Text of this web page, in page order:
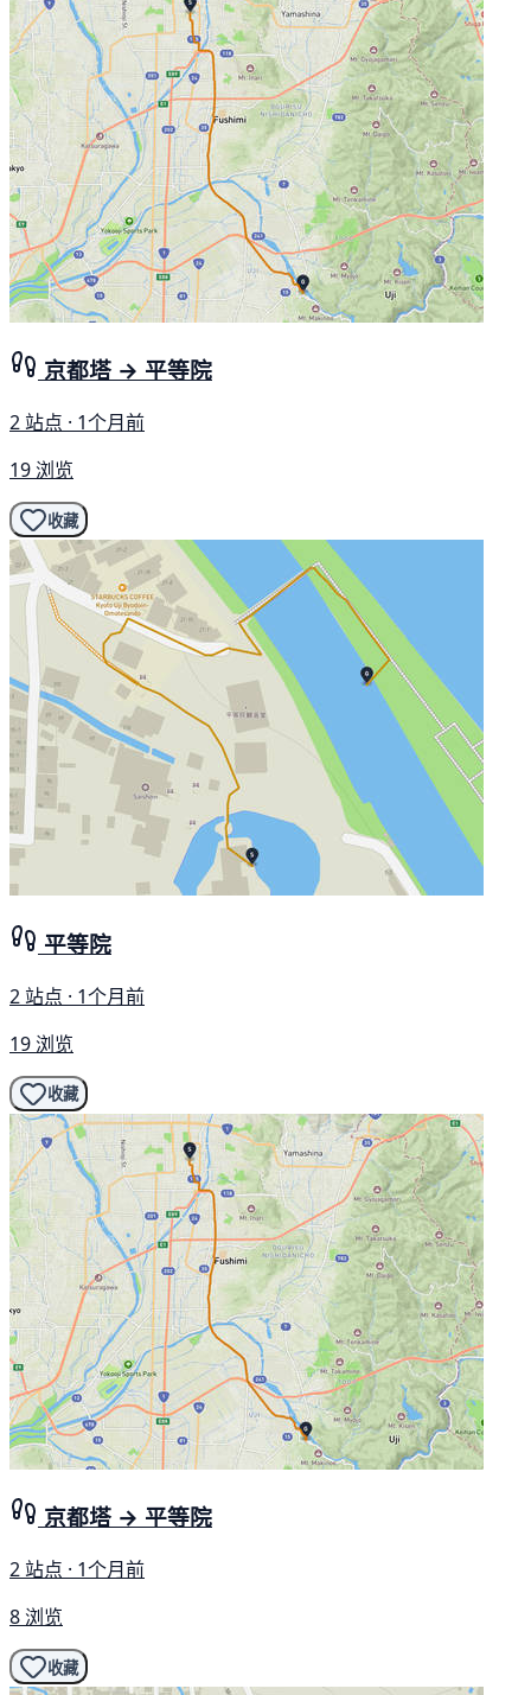
京都塔 → 平等院
2 站点 · 1个月前
19 浏览
收藏
平等院
2 站点 · 1个月前
19 浏览
收藏
京都塔 → 平等院
2 站点 · 1个月前
8 浏览
收藏